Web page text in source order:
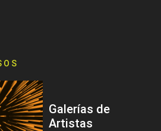
Galerías de
Artistas